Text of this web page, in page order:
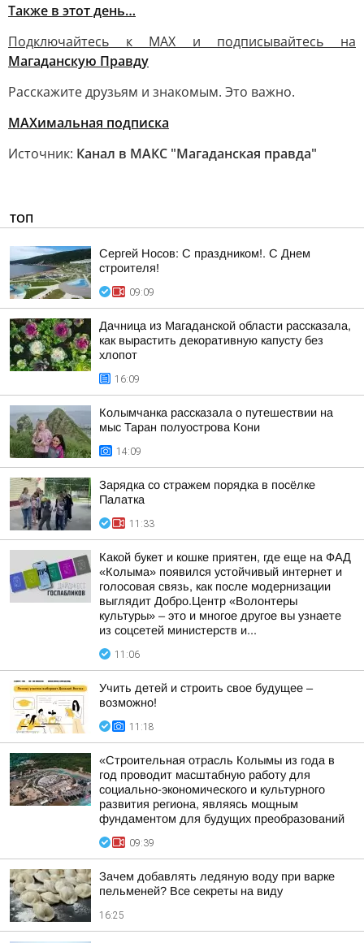
Также в этот день…
Подключайтесь к MAX и подписывайтесь на
Магаданскую Правду
Расскажите друзьям и знакомым. Это важно.
МАХимальная подписка
Источник: Канал в МАКС "Магаданская правда"
ТОП
Сергей Носов: С праздником!. С Днем
строителя!
09:09
Дачница из Магаданской области рассказала,
как вырастить декоративную капусту без
хлопот
16:09
Колымчанка рассказала о путешествии на
мыс Таран полуострова Кони
14:09
Зарядка со стражем порядка в посёлке
Палатка
11:33
Какой букет и кошке приятен, где еще на ФАД
«Колыма» появился устойчивый интернет и
голосовая связь, как после модернизации
выглядит Добро.Центр «Волонтеры
культуры» – это и многое другое вы узнаете
из соцсетей министерств и...
11:06
Учить детей и строить свое будущее –
возможно!
11:18
«Строительная отрасль Колымы из года в
год проводит масштабную работу для
социально-экономического и культурного
развития региона, являясь мощным
фундаментом для будущих преобразований
09:39
Зачем добавлять ледяную воду при варке
пельменей? Все секреты на виду
16:25